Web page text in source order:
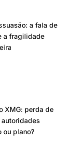
a fala de
a fragilidade
XMG: perda de
ou plano?